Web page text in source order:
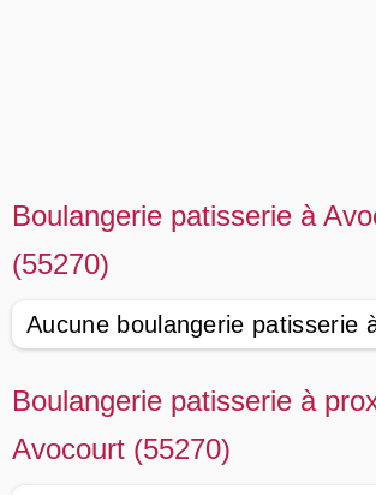
Boulangerie patisserie à
(55270)
Aucune boulangerie patisserie
Boulangerie patisserie à
Avocourt (55270)